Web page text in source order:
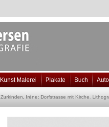
Kunst Malerei Plakate Buch
Zurkinden, Irène: Dorfstrasse mit Kirche.